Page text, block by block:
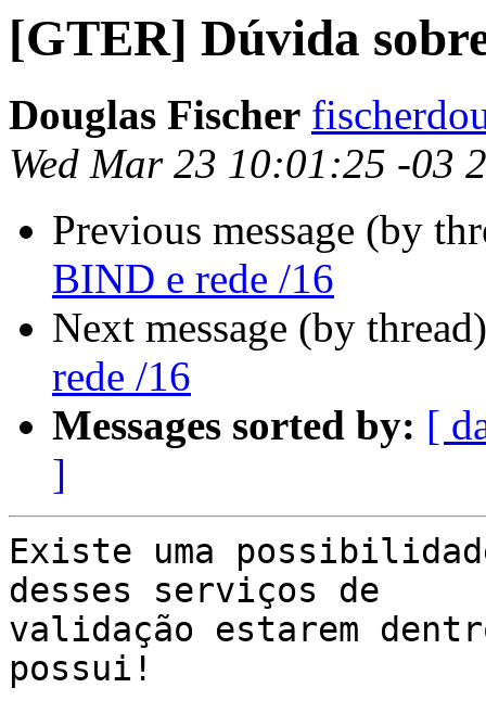
[GTER] Dúvida
Douglas Fischer
Wed Mar 23 10:01:25 -03
Previous message (by
BIND e rede /16
Next message (by
rede /16
Messages sorted by: [
]
Existe uma
desses serviços de
validação estarem
possui!